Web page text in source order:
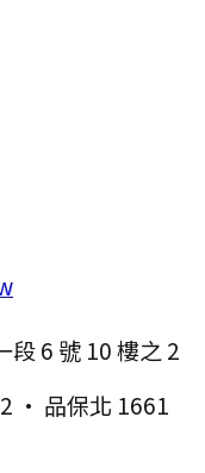
段 6 號 10 樓之 2
· 品保北 1661